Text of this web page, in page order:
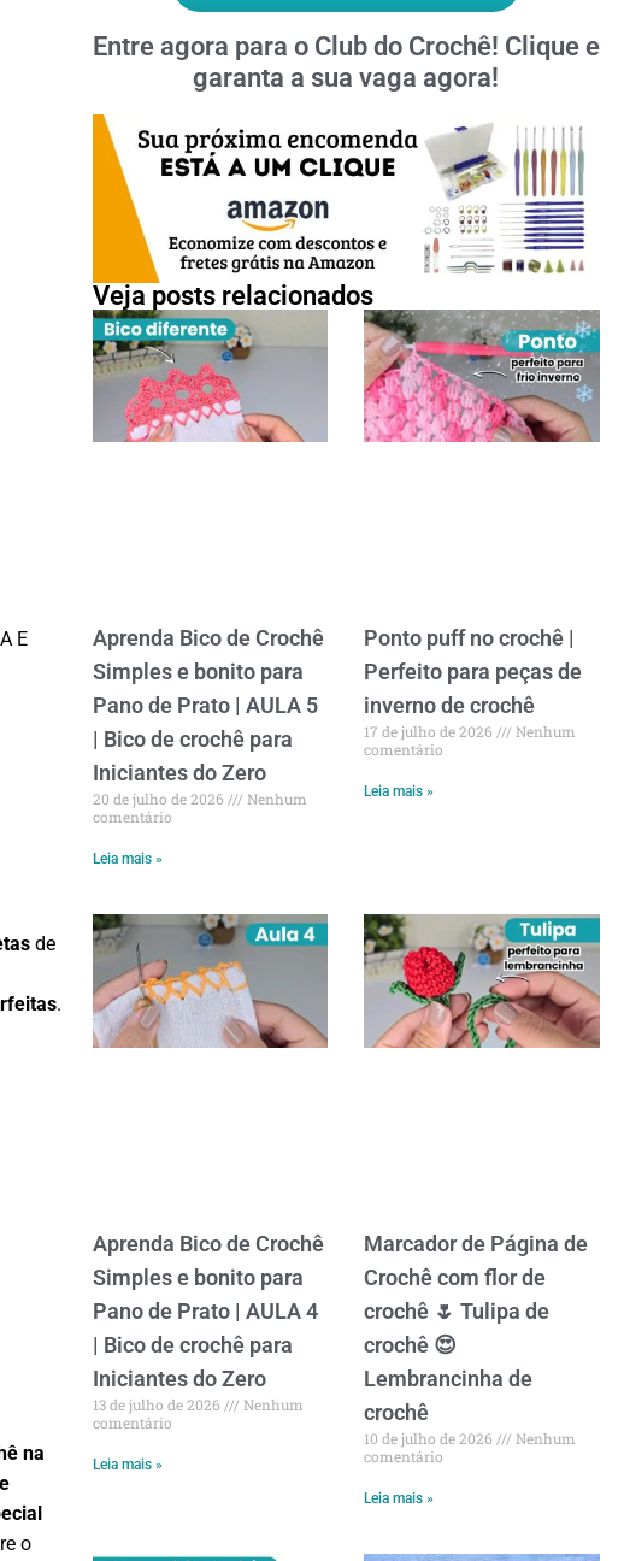
Entre agora para o Club do Crochê! Clique e
garanta a sua vaga agora!
Veja posts relacionados
Aprenda Bico de Crochê
Simples e bonito para
Pano de Prato | AULA 5
| Bico de crochê para
Iniciantes do Zero
20 de julho de 2026
Nenhum
comentário
Leia mais »
Ponto puff no crochê |
Perfeito para peças de
inverno de crochê
17 de julho de 2026
Nenhum
comentário
Leia mais »
Aprenda Bico de Crochê
Simples e bonito para
Pano de Prato | AULA 4
| Bico de crochê para
Iniciantes do Zero
13 de julho de 2026
Nenhum
comentário
Leia mais »
Marcador de Página de
Crochê com flor de
crochê 🌷 Tulipa de
crochê 😍
Lembrancinha de
crochê
10 de julho de 2026
Nenhum
comentário
Leia mais »
E
de
.
na
o